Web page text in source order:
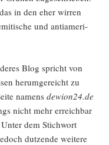
in den eher wir­ren
und anti­ame­ri­
Blog spricht von
her­um­ge­reicht zu
namens dewion24.de
nicht mehr erreich­bar
dem Stich­wort
dut­zen­de wei­te­re